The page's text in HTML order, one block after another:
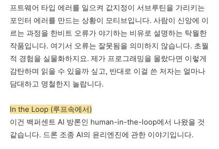
프트웨어 타입 에러를 일으켜 값지정이 서브루틴을 가리키는
포인터 에러를 만드는 상황이 모티브입니다. 사람이 신앙에 이
르는 과정을 한비트 오류가 야기하는 비유로 설명하는 탁월한
작품입니다. 여기서 오류는 잘못됨을 의미하지 않습니다. 초월
적 경험을 실물화하지요. 제가 프로그래밍을 몰랐다면 이렇게
감탄하며 읽을 수 있을까 싶고, 반대로 이걸 쓴 저자는 얼마나
담대하고 명철한지 놀랍니다.
In the Loop (루프속에서)
이건 백퍼센트 AI 방론인 human-in-the-loop에서 나왔을 것
같습니다. 드론 조종 AI의 윤리엔진에 관한 이야기입니다.